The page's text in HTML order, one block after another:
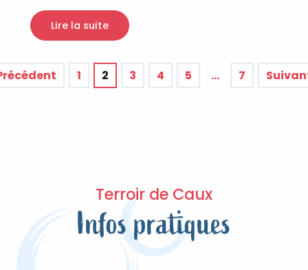
Lire la suite
1 2 3 4 5 … 7
Terroir de Caux
Infos pratiques